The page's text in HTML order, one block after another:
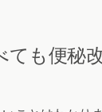
ても便秘